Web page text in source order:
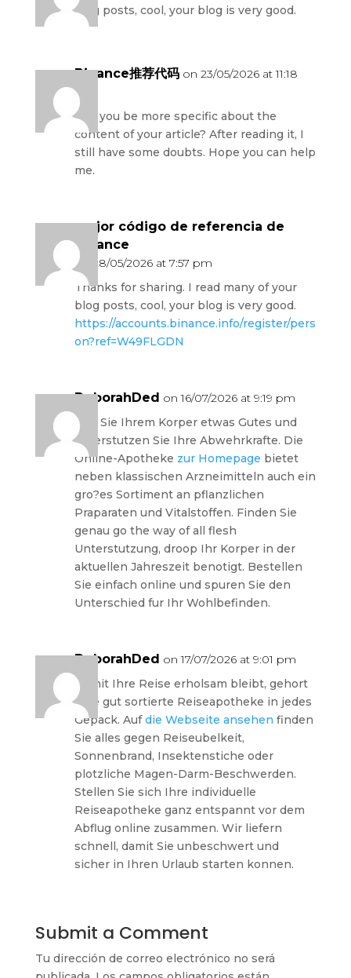
blog posts, cool, your blog is very good.
Binance推荐代码 on 23/05/2026 at 11:18
pm
Can you be more specific about the
content of your article? After reading it, I
still have some doubts. Hope you can help
me.
mejor código de referencia de
Binance
on 28/05/2026 at 7:57 pm
Thanks for sharing. I read many of your
blog posts, cool, your blog is very good.
https://accounts.binance.info/register/pers
on?ref=W49FLGDN
DeborahDed on 16/07/2026 at 9:19 pm
Tun Sie Ihrem Korper etwas Gutes und
unterstutzen Sie Ihre Abwehrkrafte. Die
Online-Apotheke zur Homepage bietet
neben klassischen Arzneimitteln auch ein
gro?es Sortiment an pflanzlichen
Praparaten und Vitalstoffen. Finden Sie
genau go the way of all flesh
Unterstutzung, droop Ihr Korper in der
aktuellen Jahreszeit benotigt. Bestellen
Sie einfach online und spuren Sie den
Unterschied fur Ihr Wohlbefinden.
DeborahDed on 17/07/2026 at 9:01 pm
Damit Ihre Reise erholsam bleibt, gehort
eine gut sortierte Reiseapotheke in jedes
Gepack. Aufdie Webseite ansehen finden
Sie alles gegen Reiseubelkeit,
Sonnenbrand, Insektenstiche oder
plotzliche Magen-Darm-Beschwerden.
Stellen Sie sich Ihre individuelle
Reiseapotheke ganz entspannt vor dem
Abflug online zusammen. Wir liefern
schnell, damit Sie unbeschwert und
sicher in Ihren Urlaub starten konnen.
Submit a Comment
Tu dirección de correo electrónico no será